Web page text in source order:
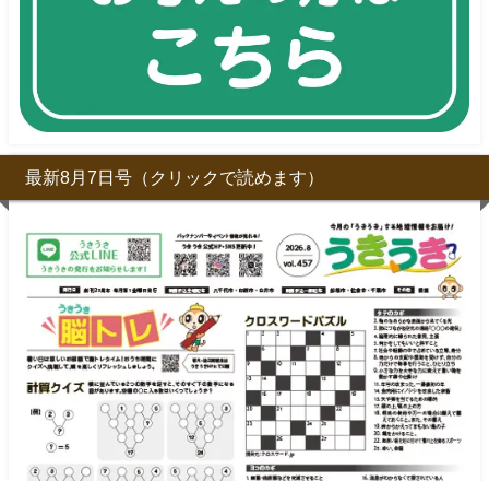
最新8月7日号（クリックで読めます）